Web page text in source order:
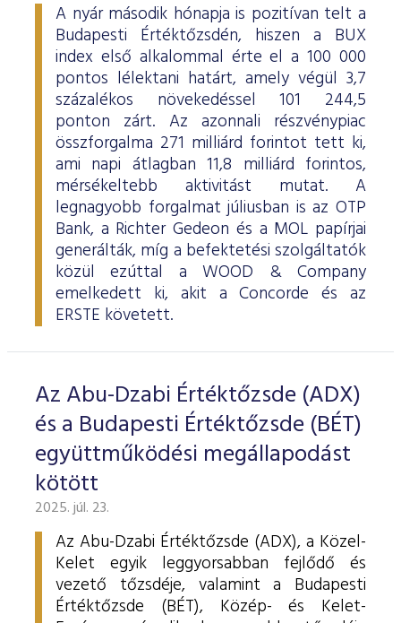
A nyár második hónapja is pozitívan telt a
Budapesti Értéktőzsdén, hiszen a BUX
index első alkalommal érte el a 100 000
pontos lélektani határt, amely végül 3,7
százalékos növekedéssel 101 244,5
ponton zárt. Az azonnali részvénypiac
összforgalma 271 milliárd forintot tett ki,
ami napi átlagban 11,8 milliárd forintos,
mérsékeltebb aktivitást mutat. A
legnagyobb forgalmat júliusban is az OTP
Bank, a Richter Gedeon és a MOL papírjai
generálták, míg a befektetési szolgáltatók
közül ezúttal a WOOD & Company
emelkedett ki, akit a Concorde és az
ERSTE követett.
Az Abu-Dzabi Értéktőzsde (ADX)
és a Budapesti Értéktőzsde (BÉT)
együttműködési megállapodást
kötött
2025. júl. 23.
Az Abu-Dzabi Értéktőzsde (ADX), a Közel-
Kelet egyik leggyorsabban fejlődő és
vezető tőzsdéje, valamint a Budapesti
Értéktőzsde (BÉT), Közép- és Kelet-